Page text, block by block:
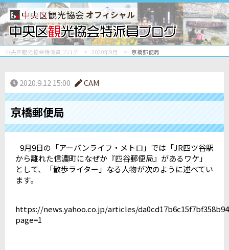
オフィシャル
中央区観光協会特派員ブログ 2020年9月 京橋郵便局
2020.9.12 15:00 CAM
京橋郵便局
9月9日の「アーバンライフ・メトロ」では「JR四ツ谷駅
から離れた信濃町になぜか『四谷郵便局』があるワケ」
として、「散歩ライター」なる人物が次のように述べてい
ます。
https://news.yahoo.co.jp/articles/
page=1